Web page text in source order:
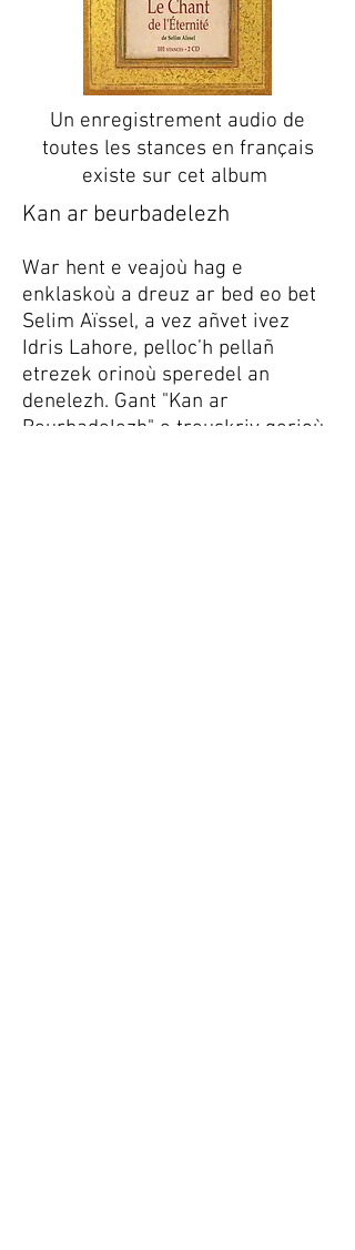
Un enregistrement audio de
toutes les stances en français
existe sur cet album
Kan ar beurbadelezh
War hent e veajoù hag e
enklaskoù a dreuz ar bed eo bet
Selim Aïssel, a vez añvet ivez
Idris Lahore, pelloc’h pellañ
etrezek orinoù speredel an
denelezh. Gant "Kan ar
Beurbadelezh" e treuskriv gerioù